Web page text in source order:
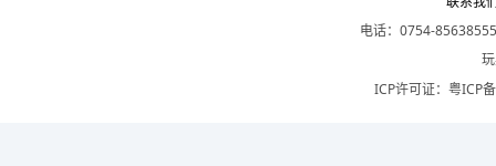
电话：0754-
ICP许可证： 粤ICP